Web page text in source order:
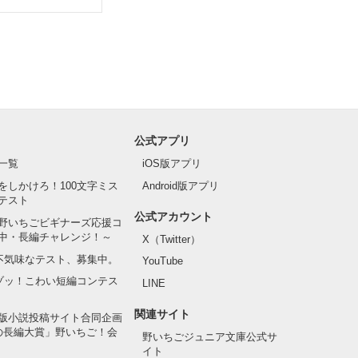
覧
しかけろ！100文字ミス
スト
いちごビギナーズ応援コ
・長編チャレンジ！～
味なテスト、募集中。
ッ！こわい短編コンテス
小説投稿サイト合同企画
長編大賞」野いちご！会
公式アプリ
iOS版アプリ
Android版アプリ
公式アカウント
X（Twitter）
YouTube
LINE
関連サイト
野いちごジュニア文庫公式サ
イト